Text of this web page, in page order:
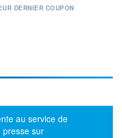
DERNIER COUPON
au service de
presse sur